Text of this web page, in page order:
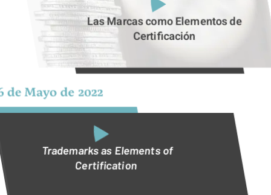
Las Marcas como Elementos de
Certificación
de Mayo de 2022
Trademarks as Elements of
Certification